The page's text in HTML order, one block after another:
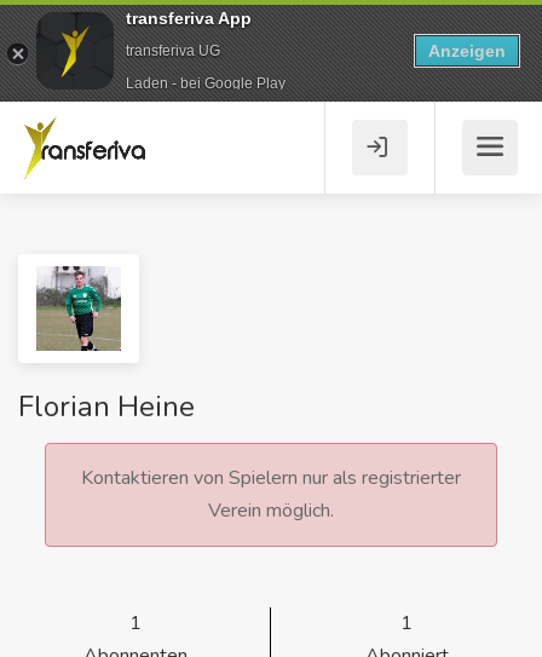
Florian Heine
Kontaktieren von Spielern nur als registrierter
Verein möglich.
1
1
transferiva App
transferiva UG
Laden - bei Google Play
Anzeigen